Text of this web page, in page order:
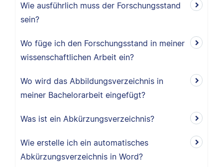
Wie ausführlich muss der Forschungsstand
sein?
Wo füge ich den Forschungsstand in meiner
wissenschaftlichen Arbeit ein?
Wo wird das Abbildungsverzeichnis in
meiner Bachelorarbeit eingefügt?
Was ist ein Abkürzungsverzeichnis?
Wie erstelle ich ein automatisches
Abkürzungsverzeichnis in Word?